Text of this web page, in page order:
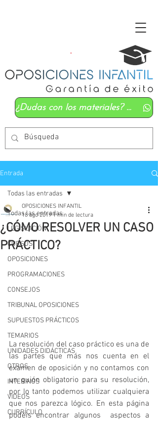
¿Dudas con los materiales? Mándanos un whatsapp
Entrada
Todas las entradas
LEGISLACIÓN
CURSOS
OPOSICIONES
PROGRAMACIONES
CONSEJOS
TRIBUNAL OPOSICIONES
SUPUESTOS PRÁCTICOS
TEMARIOS
UNIDADES DIDÁCTICAS
OTROS
INTERINOS
VIDEOS
CURRÍCULO
Todas las entradas
¿CÓMO RESOLVER UN CASO
PRÁCTICO?
OPOSICIONES INFANTIL
18 ago 2019 1 min de lectura
La resolución del caso práctico es una de
las partes que más nos cuenta en el
examen de oposición y no contamos con
un guión obligatorio para su resolución,
por lo tanto podemos utilizar cualquiera
que nos parezca lógico. En esta página
podéis encontrar algunos  aspectos a